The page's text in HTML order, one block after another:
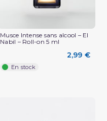
Musce Intense sans alcool – El
Nabil – Roll-on 5 ml
2,99 €
En stock